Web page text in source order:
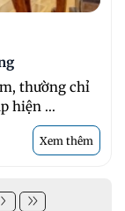
thường chỉ
hiện ...
Xem thêm